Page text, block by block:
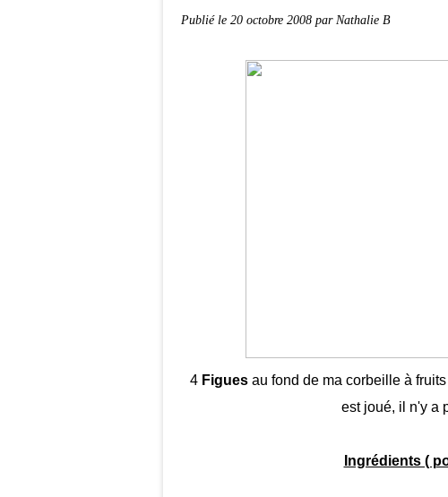
Publié le 20 octobre 2008 par Nathalie B
4 Figues au fond de ma corbeille à
est joué, il n'y a
Ingrédients (